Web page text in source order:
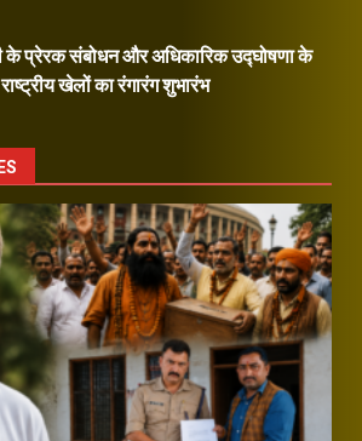
के प्रेरक संबोधन और अधिकारिक उद्घोषणा के
खेलों का रंगारंग शुभारंभ